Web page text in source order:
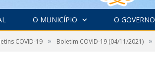
O MUNICÍPIO O GOVERNO
COVID-19 » Boletim COVID-19 (04/11/2021) »